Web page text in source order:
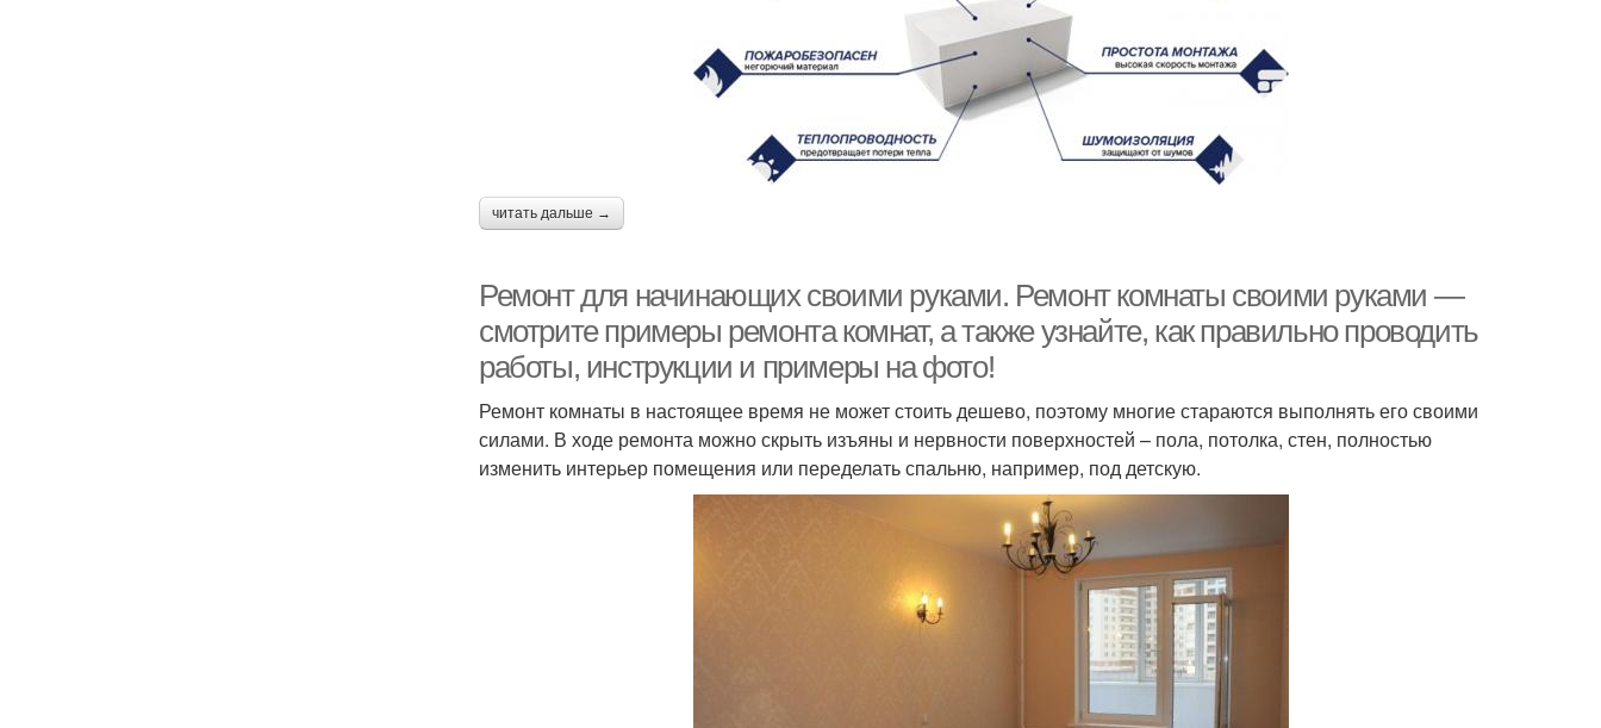
читать дальше →
Ремонт для начинающих своими руками. Ремонт комнаты своими руками —
смотрите примеры ремонта комнат, а также узнайте, как правильно проводить
работы, инструкции и примеры на фото!
Ремонт комнаты в настоящее время не может стоить дешево, поэтому многие стараются выполнять его своими
силами. В ходе ремонта можно скрыть изъяны и нервности поверхностей – пола, потолка, стен, полностью
изменить интерьер помещения или переделать спальню, например, под детскую.